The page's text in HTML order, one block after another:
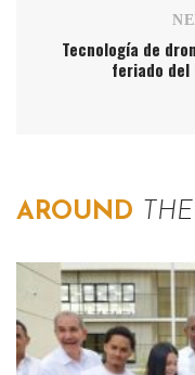
Tecnología de
feriado del
AROUND